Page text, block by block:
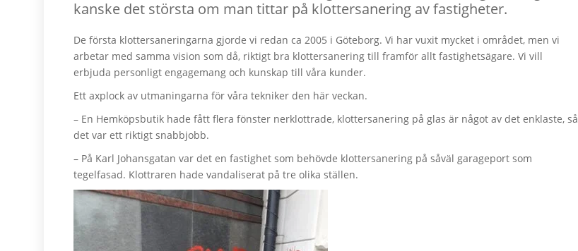
kanske det största om man tittar på klottersanering av fastigheter.
De första klottersaneringarna gjorde vi redan ca 2005 i Göteborg. Vi har vuxit mycket i området, men vi
arbetar med samma vision som då, riktigt bra klottersanering till framför allt fastighetsägare. Vi vill
erbjuda personligt engagemang och kunskap till våra kunder.
Ett axplock av utmaningarna för våra tekniker den här veckan.
– En Hemköpsbutik hade fått flera fönster nerklottrade, klottersanering på glas är något av det enklaste, så
det var ett riktigt snabbjobb.
– På Karl Johansgatan var det en fastighet som behövde klottersanering på såväl garageport som
tegelfasad. Klottraren hade vandaliserat på tre olika ställen.